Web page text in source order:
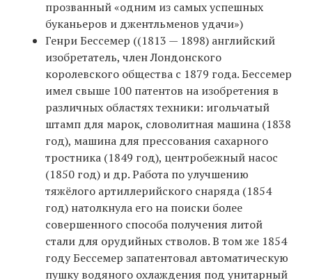
прозванный «одним из самых успешных
буканьеров и джентльменов удачи»)
Генри Бессемер ((1813 — 1898) английский
изобретатель, член Лондонского
королевского общества с 1879 года. Бессемер
имел свыше 100 патентов на изобретения в
различных областях техники: игольчатый
штамп для марок, словолитная машина (1838
год), машина для прессования сахарного
тростника (1849 год), центробежный насос
(1850 год) и др. Работа по улучшению
тяжёлого артиллерийского снаряда (1854
год) натолкнула его на поиски более
совершенного способа получения литой
стали для орудийных стволов. В том же 1854
году Бессемер запатентовал автоматическую
пушку водяного охлаждения под унитарный